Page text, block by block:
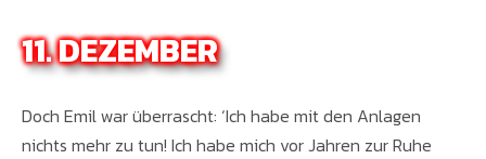
11. DEZEMBER
Doch Emil war überrascht: ‘Ich habe mit den Anlagen
nichts mehr zu tun! Ich habe mich vor Jahren zur Ruhe